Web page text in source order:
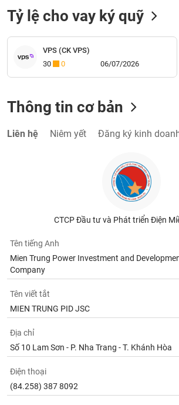
Tỷ lệ cho vay ký quỹ
VPS (CK VPS)
30
0 06/07/2026
Thông tin cơ bản
Liên hệ Niêm yết Đăng ký kinh
CTCP Đầu tư và Phát triển Điện
Tên tiếng Anh
Mien Trung Power Investment and
Company
Tên viết tắt
MIEN TRUNG PID JSC
Địa chỉ
Số 10 Lam Sơn - P. Nha Trang - T. Khánh Hòa
Điện thoại
(84.258) 387 8092